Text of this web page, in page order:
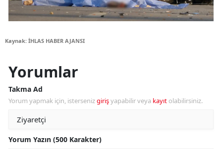
Kaynak: İHLAS HABER AJANSI
Yorumlar
Takma Ad
Yorum yapmak için, istersenizgirişyapabilir veya kayıt olabilirsiniz.
Yorum Yazın (500 Karakter)